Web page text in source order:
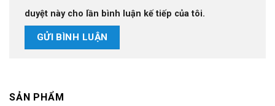
duyệt này cho lần bình luận kế tiếp của tôi.
SẢN PHẨM